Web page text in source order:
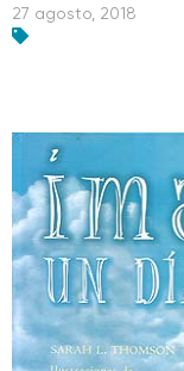
27 agosto, 2018